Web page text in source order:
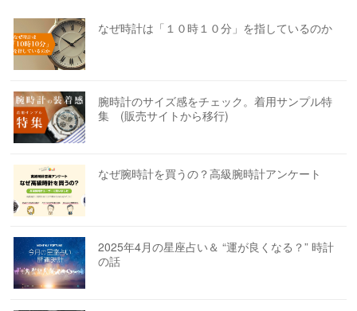
なぜ時計は「１０時１０分」を指しているのか
腕時計のサイズ感をチェック。着用サンプル特
集 (販売サイトから移行)
なぜ腕時計を買うの？高級腕時計アンケート
2025年4月の星座占い＆ “運が良くなる？” 時計
の話